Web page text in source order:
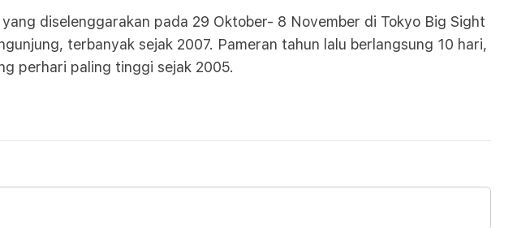
diselenggarakan pada 29 Oktober- 8 November di Tokyo Big Sight
terbanyak sejak 2007. Pameran tahun lalu berlangsung 10 hari,
perhari paling tinggi sejak 2005.